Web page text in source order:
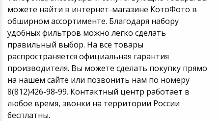
можете найти в интернет-магазине КотоФото в
обширном ассортименте. Благодаря набору
удобных фильтров можно легко сделать
правильный выбор. На все товары
распространяется официальная гарантия
производителя. Вы можете сделать покупку прямо
на нашем сайте или позвонить нам по номеру
8(812)426-98-99. Контактный центр работает в
любое время, звонки на территории России
бесплатны.